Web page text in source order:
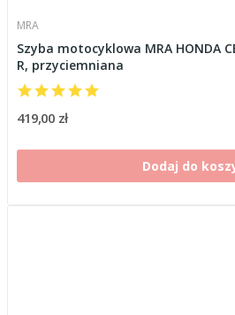
MRA
Szyba motocyklowa MRA HONDA
R, przyciemniana
419,00 zł
Dodaj do